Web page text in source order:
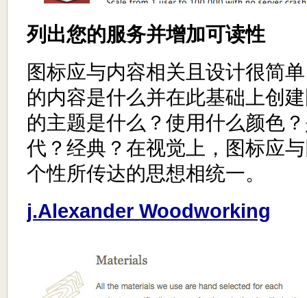
列出您的服务并增加可读性
图标应与内容相关且设计很简
的内容是什么并在此基础上创
的主题是什么？使用什么颜色
代？经典？在视觉上，图标应
个性所传达的思想相统一。
j.Alexander Woodworking